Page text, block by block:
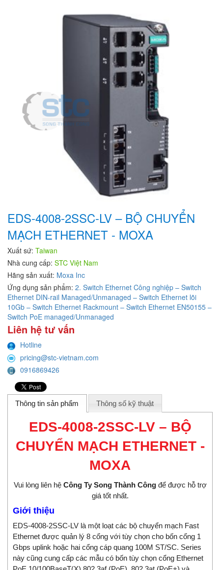
EDS-4008-2SSC-LV – BỘ CHUYỂN
MẠCH ETHERNET - MOXA
Xuất sứ: Taiwan
Nhà cung cấp: STC Việt Nam
Hãng sản xuất: Moxa Inc
Ứng dụng sản phẩm: 2. Switch Ethernet Công nghiệp – Switch
Ethernet DIN-rail Managed/Unmanaged – Switch Ethernet lõi
10Gb – Switch Ethernet Rackmount – Switch Ethernet EN50155 –
Switch PoE managed/Unmanaged
Liên hệ tư vấn
Hotline
pricing@stc-vietnam.com
0916869426
Thông tin sản phẩm Thông số kỹ thuật
EDS-4008-2SSC-LV – BỘ
CHUYỂN MẠCH ETHERNET -
MOXA
Vui lòng liên hệ Công Ty Song Thành Công để được hỗ trợ
giá tốt nhất.
Giới thiệu
EDS-4008-2SSC-LV là một loạt các bộ chuyển mạch Fast
Ethernet được quản lý 8 cổng với tùy chọn cho bốn cổng 1
Gbps uplink hoặc hai cổng cáp quang 100M ST/SC. Series
này cũng cung cấp các mẫu có bốn tùy chọn cổng Ethernet